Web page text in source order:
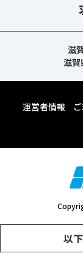
滋
滋賀
運営者情報
以